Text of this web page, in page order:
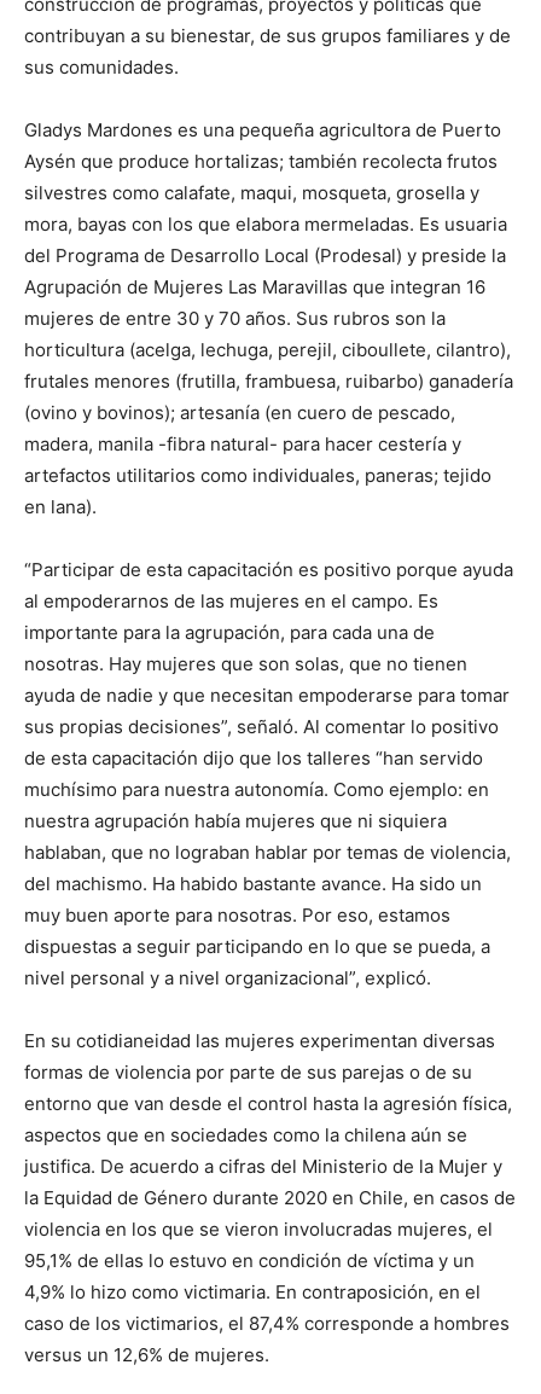
contribuyan a su bienestar, de sus grupos familiares y de
sus comunidades.
Gladys Mardones es una pequeña agricultora de Puerto
Aysén que produce hortalizas; también recolecta frutos
silvestres como calafate, maqui, mosqueta, grosella y
mora, bayas con los que elabora mermeladas. Es usuaria
del Programa de Desarrollo Local (Prodesal) y preside la
Agrupación de Mujeres Las Maravillas que integran 16
mujeres de entre 30 y 70 años. Sus rubros son la
horticultura (acelga, lechuga, perejil, ciboullete, cilantro),
frutales menores (frutilla, frambuesa, ruibarbo) ganadería
(ovino y bovinos); artesanía (en cuero de pescado,
madera, manila -fibra natural- para hacer cestería y
artefactos utilitarios como individuales, paneras; tejido
en lana).
“Participar de esta capacitación es positivo porque ayuda
al empoderarnos de las mujeres en el campo. Es
importante para la agrupación, para cada una de
nosotras. Hay mujeres que son solas, que no tienen
ayuda de nadie y que necesitan empoderarse para tomar
sus propias decisiones”, señaló. Al comentar lo positivo
de esta capacitación dijo que los talleres “han servido
muchísimo para nuestra autonomía. Como ejemplo: en
nuestra agrupación había mujeres que ni siquiera
hablaban, que no lograban hablar por temas de violencia,
del machismo. Ha habido bastante avance. Ha sido un
muy buen aporte para nosotras. Por eso, estamos
dispuestas a seguir participando en lo que se pueda, a
nivel personal y a nivel organizacional”, explicó.
En su cotidianeidad las mujeres experimentan diversas
formas de violencia por parte de sus parejas o de su
entorno que van desde el control hasta la agresión física,
aspectos que en sociedades como la chilena aún se
justifica. De acuerdo a cifras del Ministerio de la Mujer y
la Equidad de Género durante 2020 en Chile, en casos de
violencia en los que se vieron involucradas mujeres, el
95,1% de ellas lo estuvo en condición de víctima y un
4,9% lo hizo como victimaria. En contraposición, en el
caso de los victimarios, el 87,4% corresponde a hombres
versus un 12,6% de mujeres.